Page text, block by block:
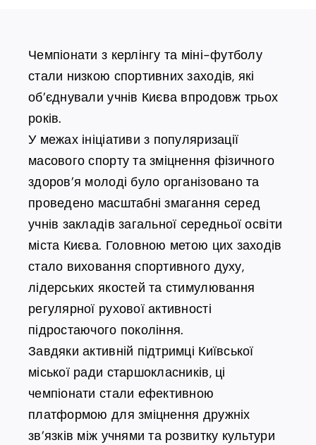
Чемпіонати з керлінгу та міні-футболу
стали низкою спортивних заходів, які
об’єднували учнів Києва впродовж трьох
років.
У межах ініціативи з популяризації
масового спорту та зміцнення фізичного
здоров’я молоді було організовано та
проведено масштабні змагання серед
учнів закладів загальної середньої освіти
міста Києва. Головною метою цих заходів
стало виховання спортивного духу,
лідерських якостей та стимулювання
регулярної рухової активності
підростаючого покоління.
Завдяки активній підтримці Київської
міської ради старшокласників, ці
чемпіонати стали ефективною
платформою для зміцнення дружніх
зв’язків між учнями та розвитку культури